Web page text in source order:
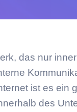
das nur
ist es ein
des